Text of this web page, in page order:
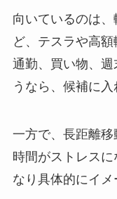
向いているのは
ど、テスラや高額
通勤、買い物、
うなら、候補に入
一方で、長距離
時間がストレス
なり具体的にイメ